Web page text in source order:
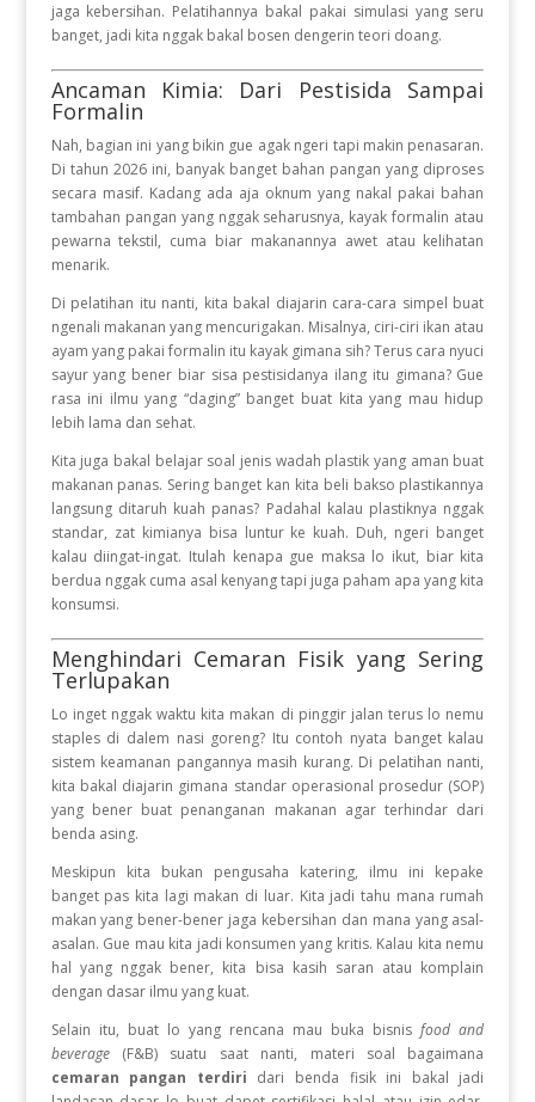
jaga kebersihan. Pelatihannya bakal pakai simulasi yang seru
banget, jadi kita nggak bakal bosen dengerin teori doang.
Ancaman Kimia: Dari Pestisida Sampai
Formalin
Nah, bagian ini yang bikin gue agak ngeri tapi makin penasaran.
Di tahun 2026 ini, banyak banget bahan pangan yang diproses
secara masif. Kadang ada aja oknum yang nakal pakai bahan
tambahan pangan yang nggak seharusnya, kayak formalin atau
pewarna tekstil, cuma biar makanannya awet atau kelihatan
menarik.
Di pelatihan itu nanti, kita bakal diajarin cara-cara simpel buat
ngenali makanan yang mencurigakan. Misalnya, ciri-ciri ikan atau
ayam yang pakai formalin itu kayak gimana sih? Terus cara nyuci
sayur yang bener biar sisa pestisidanya ilang itu gimana? Gue
rasa ini ilmu yang “daging” banget buat kita yang mau hidup
lebih lama dan sehat.
Kita juga bakal belajar soal jenis wadah plastik yang aman buat
makanan panas. Sering banget kan kita beli bakso plastikannya
langsung ditaruh kuah panas? Padahal kalau plastiknya nggak
standar, zat kimianya bisa luntur ke kuah. Duh, ngeri banget
kalau diingat-ingat. Itulah kenapa gue maksa lo ikut, biar kita
berdua nggak cuma asal kenyang tapi juga paham apa yang kita
konsumsi.
Menghindari Cemaran Fisik yang Sering
Terlupakan
Lo inget nggak waktu kita makan di pinggir jalan terus lo nemu
staples di dalem nasi goreng? Itu contoh nyata banget kalau
sistem keamanan pangannya masih kurang. Di pelatihan nanti,
kita bakal diajarin gimana standar operasional prosedur (SOP)
yang bener buat penanganan makanan agar terhindar dari
benda asing.
Meskipun kita bukan pengusaha katering, ilmu ini kepake
banget pas kita lagi makan di luar. Kita jadi tahu mana rumah
makan yang bener-bener jaga kebersihan dan mana yang asal-
asalan. Gue mau kita jadi konsumen yang kritis. Kalau kita nemu
hal yang nggak bener, kita bisa kasih saran atau komplain
dengan dasar ilmu yang kuat.
Selain itu, buat lo yang rencana mau buka bisnisfood and
beverage(F&B) suatu saat nanti, materi soal bagaimana
cemaran pangan terdiri dari benda fisik ini bakal jadi